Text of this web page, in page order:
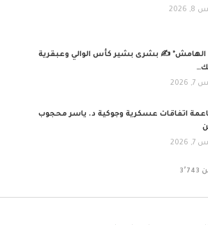
✍️ بشرى بشير كأس الوالي وعبقرية
اتفاقات عسكرية وجوكية د. ياسر محجوب